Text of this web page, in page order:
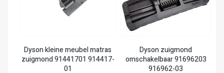
Dyson kleine meubel matras
zuigmond 91441701 914417-
01
Dyson zuigmond
omschakelbaar 91696203
916962-03